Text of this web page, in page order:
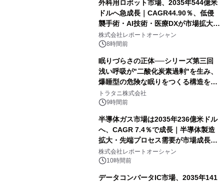
外科用ロボット市場、2035年544億米
ドルへ急成長｜CAGR44.90％、低侵
襲手術・AI技術・医療DXが市場拡大を
牽引
株式会社レポートオーシャン
8時間前
眠りづらさの正体──シリーズ第三回
浅い呼吸が"二酸化炭素過剰"を生み、
爆睡型の危険な眠りをつくる構造を解
説
トラタニ株式会社
9時間前
半導体ガス市場は2035年236億米ドル
へ、CAGR 7.4％で成長｜半導体製造
拡大・先端プロセス需要が市場成長を
加速
株式会社レポートオーシャン
10時間前
データコンバータIC市場、2035年141